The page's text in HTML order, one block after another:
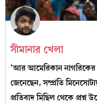
সীমানার খেলা
‘আর আমেরিকান
জেনেছেন, সম্প্রতি
প্রতিবাদ মিছিল থেকে